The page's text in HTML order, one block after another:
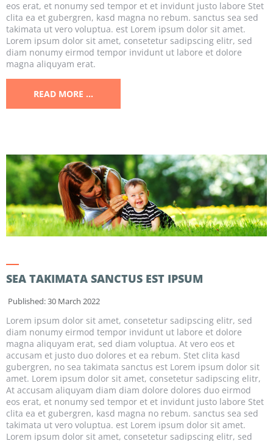
eos erat, et nonumy sed tempor et et invidunt justo labore Stet
clita ea et gubergren, kasd magna no rebum. sanctus sea sed
takimata ut vero voluptua. est Lorem ipsum dolor sit amet.
Lorem ipsum dolor sit amet, consetetur sadipscing elitr, sed
diam nonumy eirmod tempor invidunt ut labore et dolore
magna aliquyam erat.
READ MORE …
SEA TAKIMATA SANCTUS EST IPSUM
Published: 30 March 2022
Lorem ipsum dolor sit amet, consetetur sadipscing elitr, sed
diam nonumy eirmod tempor invidunt ut labore et dolore
magna aliquyam erat, sed diam voluptua. At vero eos et
accusam et justo duo dolores et ea rebum. Stet clita kasd
gubergren, no sea takimata sanctus est Lorem ipsum dolor sit
amet. Lorem ipsum dolor sit amet, consetetur sadipscing elitr,
At accusam aliquyam diam diam dolore dolores duo eirmod
eos erat, et nonumy sed tempor et et invidunt justo labore Stet
clita ea et gubergren, kasd magna no rebum. sanctus sea sed
takimata ut vero voluptua. est Lorem ipsum dolor sit amet.
Lorem ipsum dolor sit amet, consetetur sadipscing elitr, sed